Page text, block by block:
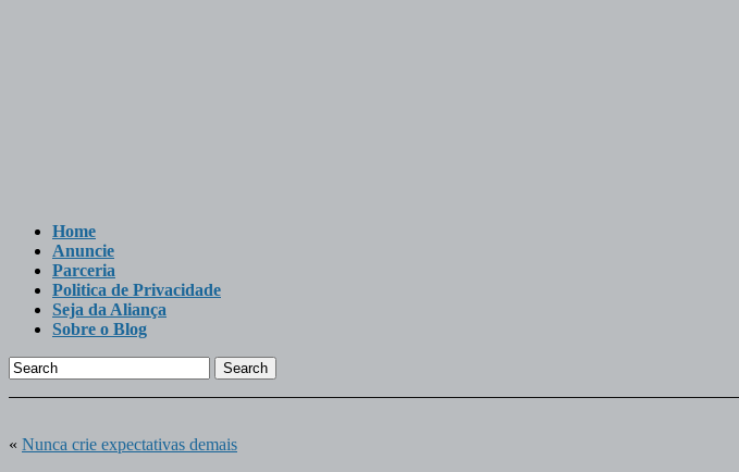
Home
Anuncie
Parceria
Politica de Privacidade
Seja da Aliança
Sobre o Blog
Search
« Nunca crie expectativas demais